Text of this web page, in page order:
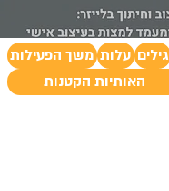
גילים עלות משך הפעילות
האותיות הקטנות